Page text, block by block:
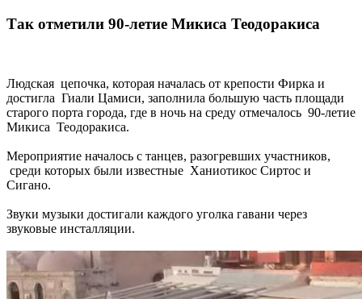
Так отметили 90-летие Микиса Теодоракиса
Людская цепочка, которая началась от крепости Фирка и
достигла Гиали Цамиси, заполнила большую часть площади
старого порта города, где в ночь на среду отмечалось 90-летие
Микиса Теодоракиса.
Мероприятие началось с танцев, разогревших участников,
среди которых были известные Ханиотикос Сиртос и
Сигано.
Звуки музыки достигали каждого уголка гавани через
звуковые инсталляции.